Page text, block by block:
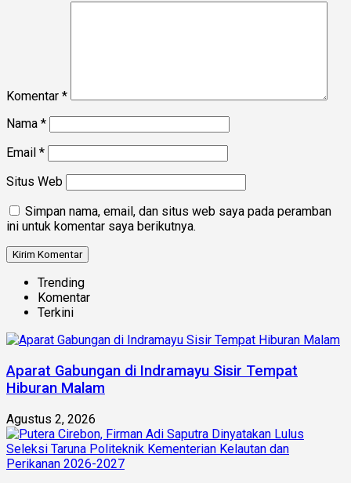
Komentar *
Nama *
Email *
Situs Web
Simpan nama, email, dan situs web saya pada peramban
ini untuk komentar saya berikutnya.
Trending
Komentar
Terkini
Aparat Gabungan di Indramayu Sisir Tempat
Hiburan Malam
Agustus 2, 2026